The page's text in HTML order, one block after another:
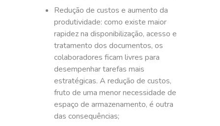
Redução de custos e aumento da
produtividade: como existe maior
rapidez na disponibilização, acesso e
tratamento dos documentos, os
colaboradores ficam livres para
desempenhar tarefas mais
estratégicas. A redução de custos,
fruto de uma menor necessidade de
espaço de armazenamento, é outra
das consequências;